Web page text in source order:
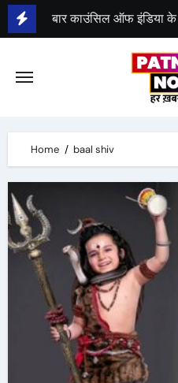
Skip
to
बार काउंसिल ऑफ इंडिया के
भीम सेना का भारत बंद,
Home baal shiv